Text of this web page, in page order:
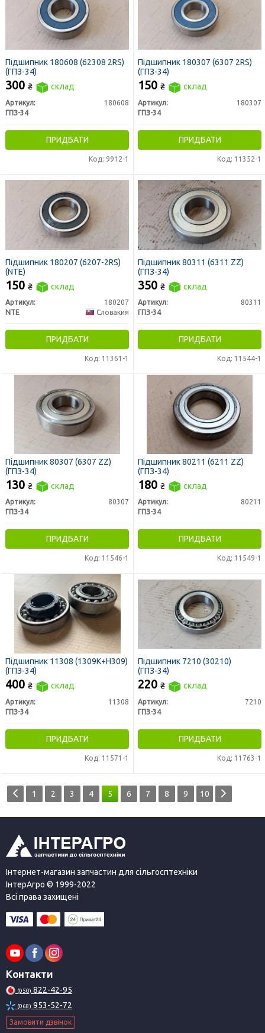
Підшипник 180608 (62308 2RS)
(ГПЗ-34)
300 ₴ склад
Артикул:
180608
ГПЗ-34
ПРИДБАТИ
Код: 9912-1
Підшипник 180307 (6307 2RS)
(ГПЗ-34)
150 ₴ склад
Артикул:
180307
ГПЗ-34
ПРИДБАТИ
Код: 11352-1
Підшипник 180207 (6207-2RS)
(NTE)
150 ₴ склад
Артикул:
180207
NTE
Словакия
ПРИДБАТИ
Код: 11361-1
Підшипник 80311 (6311 ZZ)
(ГПЗ-34)
350 ₴ склад
Артикул:
80311
ГПЗ-34
ПРИДБАТИ
Код: 11544-1
Підшипник 80307 (6307 ZZ)
(ГПЗ-34)
130 ₴ склад
Артикул:
80307
ГПЗ-34
ПРИДБАТИ
Код: 11546-1
Підшипник 80211 (6211 ZZ)
(ГПЗ-34)
180 ₴ склад
Артикул:
80211
ГПЗ-34
ПРИДБАТИ
Код: 11549-1
Підшипник 11308 (1309К+Н309)
(ГПЗ-34)
400 ₴ склад
Артикул:
11308
ГПЗ-34
ПРИДБАТИ
Код: 11571-1
Підшипник 7210 (30210)
(ГПЗ-34)
220 ₴ склад
Артикул:
7210
ГПЗ-34
ПРИДБАТИ
Код: 11763-1
1 2 3 4 5 6 7 8 9 10
Інтернет-магазин запчастин для сільгосптехніки
ІнтерАгро © 1999-2022
Всі права захищені
Контакти
(050) 822-42-95
(068) 953-52-72
Замовити дзвінок